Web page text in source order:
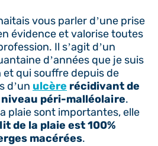
vous parler d’une prise
évidence et valorise toutes
Il s’agit d’un
d’années que je suis
et qui souffre depuis de
d’un ulcère récidivant de
péri-malléolaire.
plaie sont importantes, elle
de la plaie est 100%
macérées.